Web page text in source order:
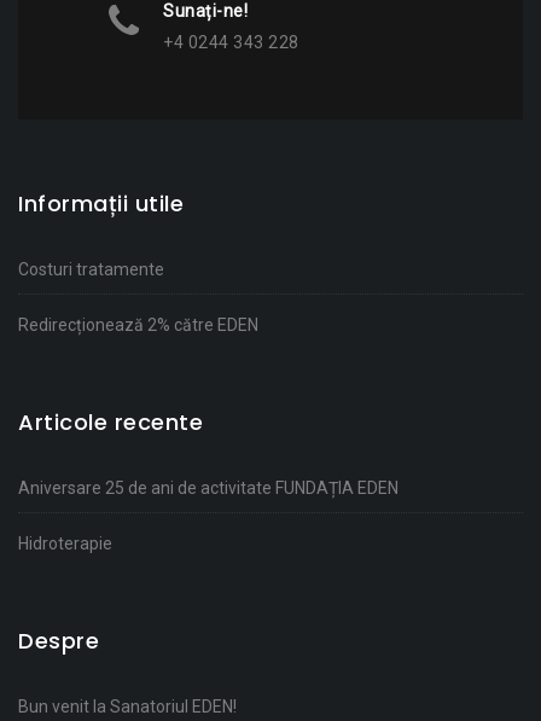
Sunați-ne!
+4 0244 343 228
Informații utile
Costuri tratamente
Redirecționează 2% către EDEN
Articole recente
Aniversare 25 de ani de activitate FUNDAȚIA EDEN
Hidroterapie
Despre
Bun venit la Sanatoriul EDEN!